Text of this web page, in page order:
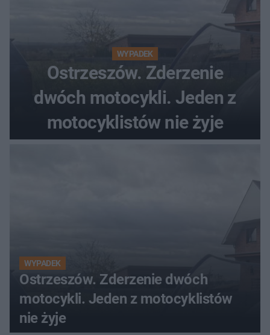
WYPADEK
Ostrzeszów. Zderzenie
dwóch motocykli. Jeden z
motocyklistów nie żyje
WYPADEK
Ostrzeszów. Zderzenie dwóch
motocykli. Jeden z motocyklistów
nie żyje